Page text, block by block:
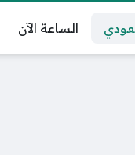
الساعة الآن